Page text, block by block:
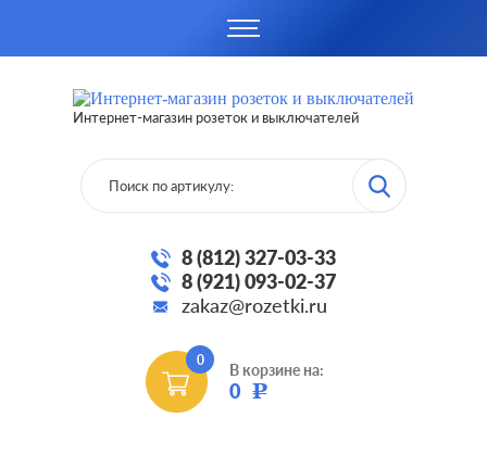
Интернет-магазин розеток и выключателей
8 (812) 327-03-33
8 (921) 093-02-37
zakaz@rozetki.ru
0
В корзине на:
0 Р